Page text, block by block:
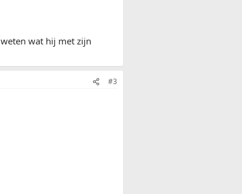
wat hij met zijn
#3